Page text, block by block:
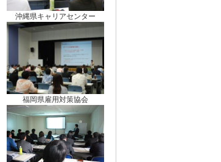
沖縄県キャリアセンター
福岡県雇用対策協会